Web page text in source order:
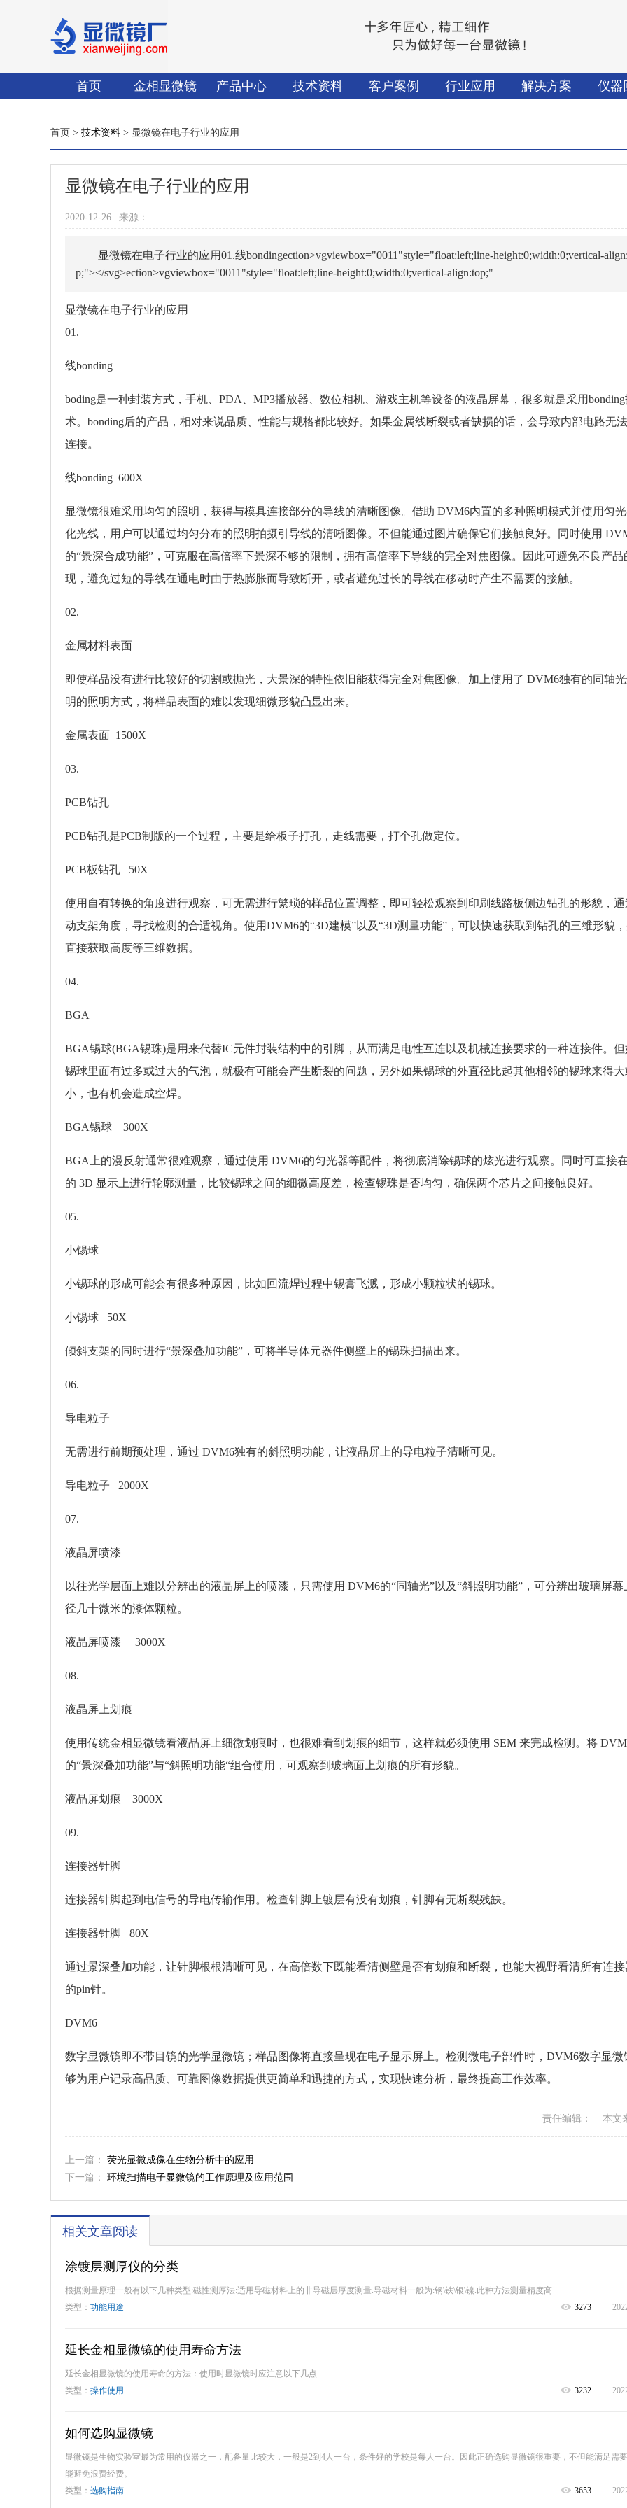
首页 金相显微镜 产品中心 技术资料 客户案例 行业应用 解决方案 仪器
首页 > 技术资料 > 显微镜在电子行业的应用
显微镜在电子行业的应用
2020-12-26 | 来源：
显微镜在电子行业的应用01.线bondingection>vgviewbox="0011"style="float:left;line-height:0;width:0;vertical-
p;"></svg>ection>vgviewbox="0011"style="float:left;line-height:0;width:0;vertical-align:top;"
显微镜在电子行业的应用
01.
线bonding
boding是一种封装方式，手机、PDA、MP3播放器、数位相机、游戏主机等设备的液晶屏幕，很多就是采用
术。bonding后的产品，相对来说品质、性能与规格都比较好。如果金属线断裂或者缺损的话，会导致内部电路无
连接。
线bonding 600X
显微镜很难采用均匀的照明，获得与模具连接部分的导线的清晰图像。借助 DVM6内置的多种照明模式并使用匀
化光线，用户可以通过均匀分布的照明拍摄引导线的清晰图像。不但能通过图片确保它们接触良好。同时使用
的“景深合成功能”，可克服在高倍率下景深不够的限制，拥有高倍率下导线的完全对焦图像。因此可避免不良产品
现，避免过短的导线在通电时由于热膨胀而导致断开，或者避免过长的导线在移动时产生不需要的接触。
02.
金属材料表面
即使样品没有进行比较好的切割或抛光，大景深的特性依旧能获得完全对焦图像。加上使用了 DVM6独有的同轴
明的照明方式，将样品表面的难以发现细微形貌凸显出来。
金属表面 1500X
03.
PCB钻孔
PCB钻孔是PCB制版的一个过程，主要是给板子打孔，走线需要，打个孔做定位。
PCB板钻孔 50X
使用自有转换的角度进行观察，可无需进行繁琐的样品位置调整，即可轻松观察到印刷线路板侧边钻孔的形貌，
动支架角度，寻找检测的合适视角。使用DVM6的“3D建模”以及“3D测量功能”，可以快速获取到钻孔的三维形貌
直接获取高度等三维数据。
04.
BGA
BGA锡球(BGA锡珠)是用来代替IC元件封装结构中的引脚，从而满足电性互连以及机械连接要求的一种连接件。
锡球里面有过多或过大的气泡，就极有可能会产生断裂的问题，另外如果锡球的外直径比起其他相邻的锡球来得大
小，也有机会造成空焊。
BGA锡球 300X
BGA上的漫反射通常很难观察，通过使用 DVM6的匀光器等配件，将彻底消除锡球的炫光进行观察。同时可直接
的 3D 显示上进行轮廓测量，比较锡球之间的细微高度差，检查锡珠是否均匀，确保两个芯片之间接触良好。
05.
小锡球
小锡球的形成可能会有很多种原因，比如回流焊过程中锡膏飞溅，形成小颗粒状的锡球。
小锡球 50X
倾斜支架的同时进行“景深叠加功能”，可将半导体元器件侧壁上的锡珠扫描出来。
06.
导电粒子
无需进行前期预处理，通过 DVM6独有的斜照明功能，让液晶屏上的导电粒子清晰可见。
导电粒子 2000X
07.
液晶屏喷漆
以往光学层面上难以分辨出的液晶屏上的喷漆，只需使用 DVM6的“同轴光”以及“斜照明功能”，可分辨出玻璃屏幕
径几十微米的漆体颗粒。
液晶屏喷漆 3000X
08.
液晶屏上划痕
使用传统金相显微镜看液晶屏上细微划痕时，也很难看到划痕的细节，这样就必须使用 SEM 来完成检测。将
的“景深叠加功能”与“斜照明功能“组合使用，可观察到玻璃面上划痕的所有形貌。
液晶屏划痕 3000X
09.
连接器针脚
连接器针脚起到电信号的导电传输作用。检查针脚上镀层有没有划痕，针脚有无断裂残缺。
连接器针脚 80X
通过景深叠加功能，让针脚根根清晰可见，在高倍数下既能看清侧壁是否有划痕和断裂，也能大视野看清所有连
的pin针。
DVM6
数字显微镜即不带目镜的光学显微镜；样品图像将直接呈现在电子显示屏上。检测微电子部件时，DVM6数字显微
够为用户记录高品质、可靠图像数据提供更简单和迅捷的方式，实现快速分析，最终提高工作效率。
责任编辑： 本文
上一篇： 荧光显微成像在生物分析中的应用
下一篇： 环境扫描电子显微镜的工作原理及应用范围
相关文章阅读
涂镀层测厚仪的分类
根据测量原理一般有以下几种类型:磁性测厚法:适用导磁材料上的非导磁层厚度测量.导磁材料一般为:钢\铁\银\镍.此种方法测量精度高
类型： 功能用途 3273
延长金相显微镜的使用寿命方法
延长金相显微镜的使用寿命的方法：使用时显微镜时应注意以下几点
类型： 操作使用 3232
如何选购显微镜
显微镜是生物实验室最为常用的仪器之一，配备量比较大，一般是2到4人一台，条件好的学校是每人一台。因此正确选购显微镜很重要，不但能满足需
能避免浪费经费。
类型： 选购指南 3653